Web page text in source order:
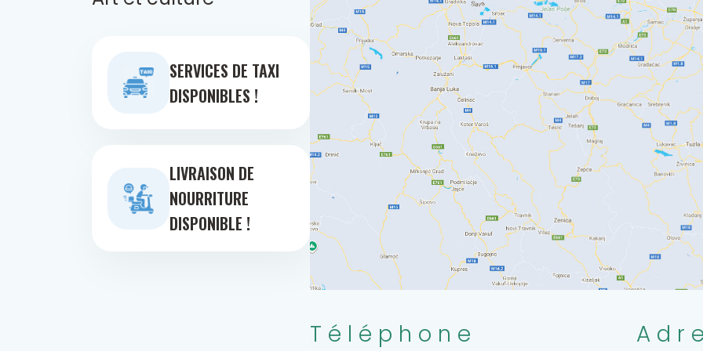
SERVICES DE TAXI
DISPONIBLES !
LIVRAISON DE
NOURRITURE
DISPONIBLE !
Téléphone